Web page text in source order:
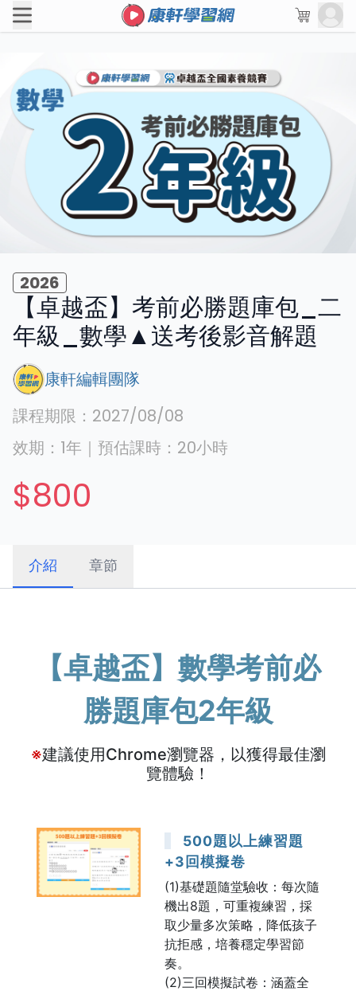
2026
【卓越盃】考前必勝題庫包_二
年級_數學▲送考後影音解題
康軒編輯團隊
課程期限： 2027/08/08
效期： 1年 ｜ 預估課時： 20小時
$800
介紹 章節
【卓越盃】數學考前必
勝題庫包2年級
※建議使用Chrome瀏覽器，以獲得最佳瀏
覽體驗！
500題以上練習題
+3回模擬卷
(1)基礎題隨堂驗收：每次隨
機出8題，可重複練習，採
取少量多次策略，降低孩子
抗拒感，培養穩定學習節
奏。
(2)三回模擬試卷：涵蓋全